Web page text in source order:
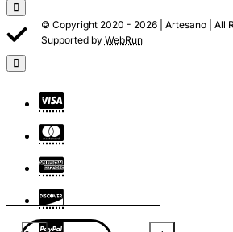
© Copyright 2020 - 2026 | Artesano | All
Supported by WebRun